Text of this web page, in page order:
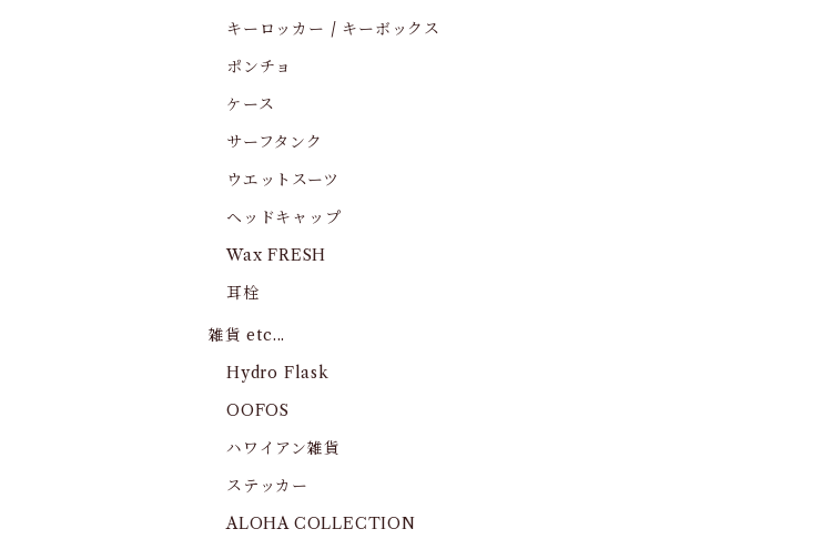
キーロッカー / キーボックス
ポンチョ
ケース
サーフタンク
ウエットスーツ
ヘッドキャップ
Wax FRESH
耳栓
雑貨 etc...
Hydro Flask
OOFOS
ハワイアン雑貨
ステッカー
ALOHA COLLECTION